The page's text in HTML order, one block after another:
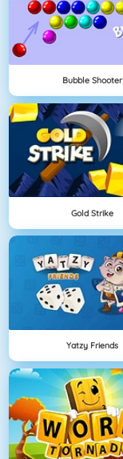
Bubble Shooter
Gold Strike
Yatzy Friends